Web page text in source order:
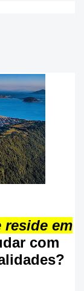
reside em
com